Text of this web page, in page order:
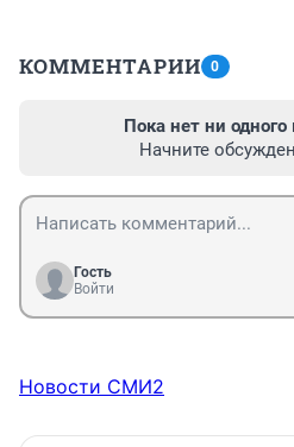
КОММЕНТАРИИ 0
Пока нет ни
Начните
Гость
Войти
Новости СМИ2